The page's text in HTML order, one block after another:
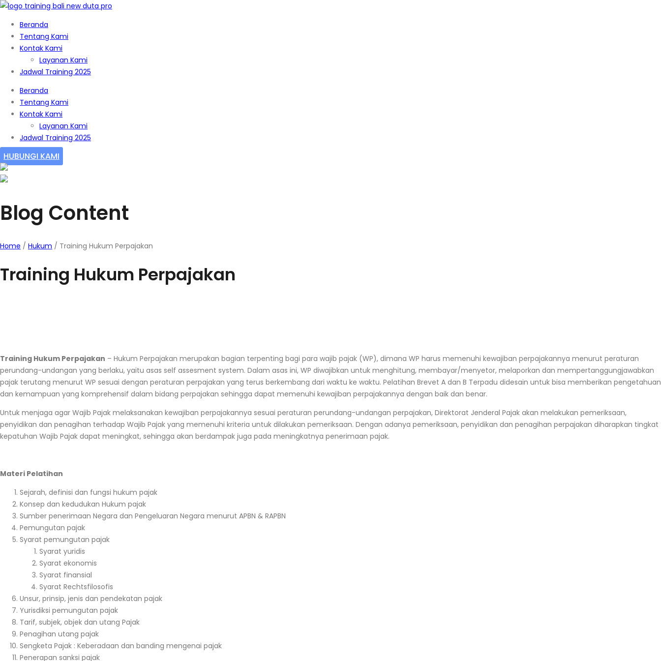
Beranda
Tentang Kami
Kontak Kami
Layanan Kami
Jadwal Training 2025
Beranda
Tentang Kami
Kontak Kami
Layanan Kami
Jadwal Training 2025
HUBUNGI KAMI
Blog Content
Home / Hukum / Training Hukum Perpajakan
Training Hukum Perpajakan
Training Hukum Perpajakan – Hukum Perpajakan merupakan bagian terpenting bagi para wajib pajak (WP), dimana WP harus memenuhi kewajiban perpajakannya menurut peraturan
perundang-undangan yang berlaku, yaitu asas self assesment system. Dalam asas ini, WP diwajibkan untuk menghitung, membayar/menyetor, melaporkan dan mempertanggungjawabkan
pajak terutang menurut WP sesuai dengan peraturan perpajakan yang terus berkembang dari waktu ke waktu. Pelatihan Brevet A dan B Terpadu didesain untuk bisa memberikan pengetahuan
dan kemampuan yang komprehensif dalam bidang perpajakan sehingga dapat memenuhi kewajiban perpajakannya dengan baik dan benar.
Untuk menjaga agar Wajib Pajak melaksanakan kewajiban perpajakannya sesuai peraturan perundang-undangan perpajakan, Direktorat Jenderal Pajak akan melakukan pemeriksaan,
penyidikan dan penagihan terhadap Wajib Pajak yang memenuhi kriteria untuk dilakukan pemeriksaan. Dengan adanya pemeriksaan, penyidikan dan penagihan perpajakan diharapkan tingkat
kepatuhan Wajib Pajak dapat meningkat, sehingga akan berdampak juga pada meningkatnya penerimaan pajak.
Materi Pelatihan
Sejarah, definisi dan fungsi hukum pajak
Konsep dan kedudukan Hukum pajak
Sumber penerimaan Negara dan Pengeluaran Negara menurut APBN & RAPBN
Pemungutan pajak
Syarat pemungutan pajak
Syarat yuridis
Syarat ekonomis
Syarat finansial
Syarat Rechtsfilosofis
Unsur, prinsip, jenis dan pendekatan pajak
Yurisdiksi pemungutan pajak
Tarif, subjek, objek dan utang Pajak
Penagihan utang pajak
Sengketa Pajak : Keberadaan dan banding mengenai pajak
Penerapan sanksi pajak